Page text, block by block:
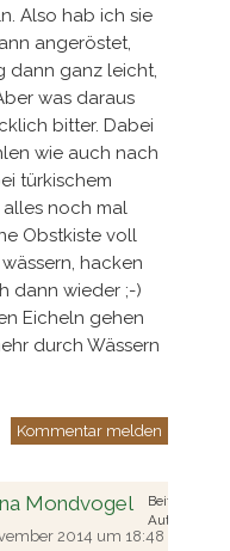
Also hab ich sie
angeröstet,
dann ganz leicht,
was daraus
bitter. Dabei
wie auch nach
türkischem
noch mal
Obstkiste voll
hacken
dann wieder ;-)
Eicheln gehen
durch Wässern
Kommentar melden
Mondvogel
Beitrags
Autor
2014 um 18:48